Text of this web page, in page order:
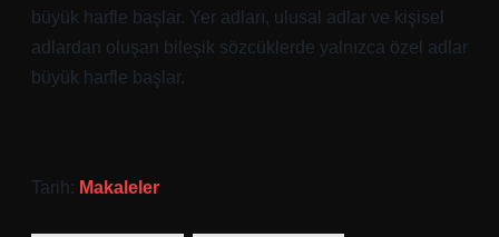
büyük harfle başlar. Yer adları, ulusal adlar ve kişisel
adlardan oluşan bileşik sözcüklerde yalnızca özel adlar
büyük harfle başlar.
Tarih: Makaleler